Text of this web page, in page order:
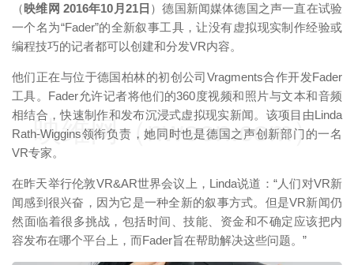
（映维网 2016年10月21日 ）德国新闻媒体德国之声一直在试验
一个名为“Fader”的全新叙事工具，让没有虚拟现实制作经验或
编程技巧的记者都可以创建和分发VR内容。
他们正在与位于德国柏林的初创公司Vragments合作开发Fader
工具。Fader允许记者将他们的360度视频和照片与文本和音频
相结合，快速制作和发布沉浸式虚拟现实新闻。该项目由Linda
Rath-Wiggins领衔负责，她同时也是德国之声创新部门的一名
VR专家。
在昨天举行伦敦VR&AR世界会议上，Linda说道：“人们对VR新
闻感到很兴奋，因为它是一种全新的叙事方式。但是VR新闻仍
然面临着很多挑战，包括时间、技能、资金和不确定应该把内
容发布在哪个平台上，而Fader旨在帮助解决这些问题。”
映维网（nweon.com）